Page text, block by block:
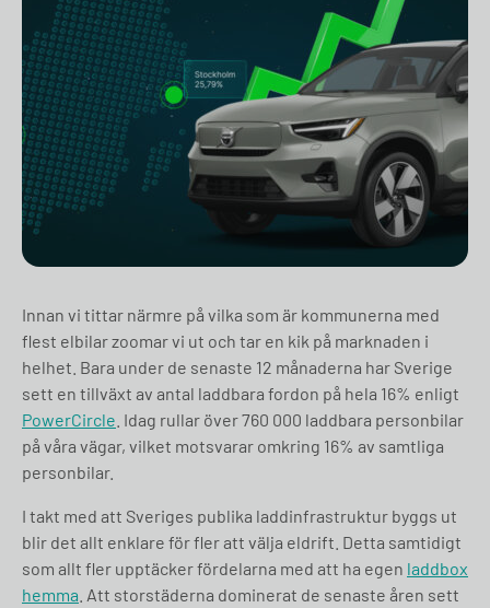
Innan vi tittar närmre på vilka som är kommunerna med
flest elbilar zoomar vi ut och tar en kik på marknaden i
helhet. Bara under de senaste 12 månaderna har Sverige
sett en tillväxt av antal laddbara fordon på hela 16% enligt
PowerCircle . Idag rullar över 760 000 laddbara personbilar
på våra vägar, vilket motsvarar omkring 16% av samtliga
personbilar.
I takt med att Sveriges publika laddinfrastruktur byggs ut
blir det allt enklare för fler att välja eldrift. Detta samtidigt
som allt fler upptäcker fördelarna med att ha egen laddbox
hemma . Att storstäderna dominerat de senaste åren sett